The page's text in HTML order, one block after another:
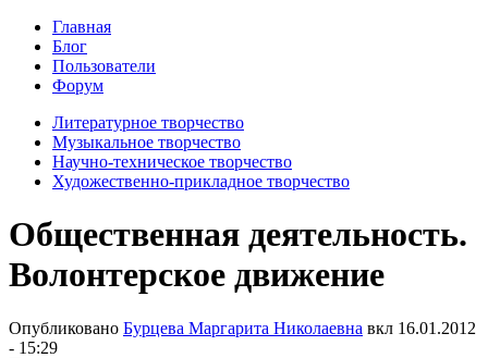
Главная
Блог
Пользователи
Форум
Литературное творчество
Музыкальное творчество
Научно-техническое творчество
Художественно-прикладное творчество
Общественная деятельность.
Волонтерское движение
Опубликовано Бурцева Маргарита Николаевна вкл 16.01.2012
- 15:29